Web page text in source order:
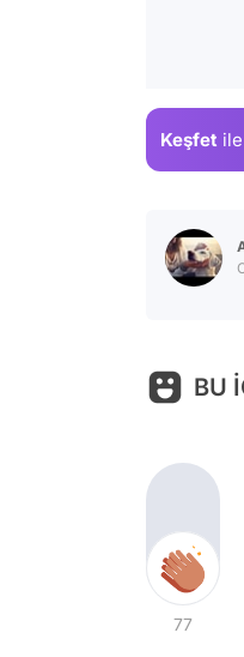
Keşfet
BU
77